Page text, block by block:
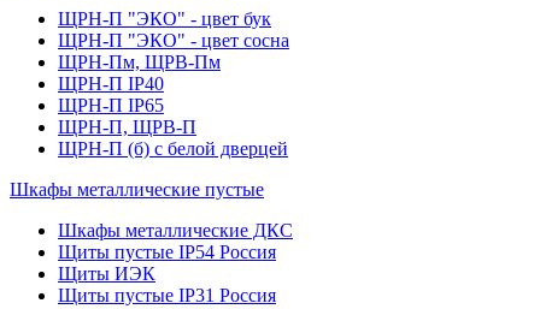
ЩРН-П "ЭКО" - цвет бук
ЩРН-П "ЭКО" - цвет сосна
ЩРН-Пм, ЩРВ-Пм
ЩРН-П IP40
ЩРН-П IP65
ЩРН-П, ЩРВ-П
ЩРН-П (б) с белой дверцей
Шкафы металлические пустые
Шкафы металлические ДКС
Щиты пустые IP54 Россия
Щиты ИЭК
Щиты пустые IP31 Россия